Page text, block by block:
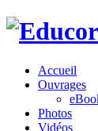
Accueil
Ouvrages
Photos
Vidéos